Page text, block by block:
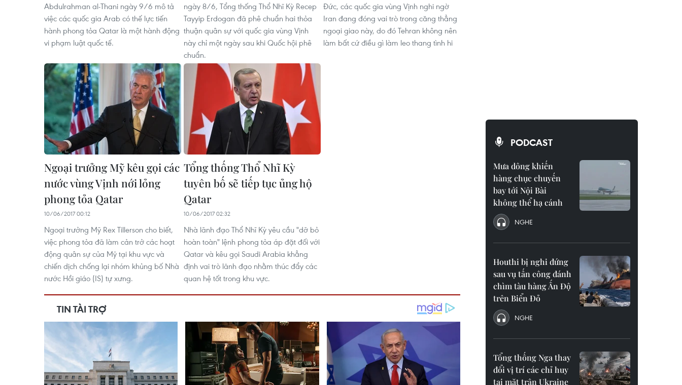
Abdulrahman al-Thani ngày 9/6 mô tả
việc các quốc gia Arab có thế lực tiến
hành phong tỏa Qatar là một hành động
vi phạm luật quốc tế.
ngày 8/6, Tổng thống Thổ Nhĩ Kỳ Recep
Tayyip Erdogan đã phê chuẩn hai thỏa
thuận quân sự với quốc gia vùng Vịnh
này chỉ một ngày sau khi Quốc hội phê
chuẩn.
Đức, các quốc gia vùng Vịnh nghi ngờ
Iran đang đóng vai trò trong căng thẳng
ngoại giao này, do đó Tehran không nên
làm bất cứ điều gì làm leo thang tình hi
Ngoại trưởng Mỹ kêu gọi các
nước vùng Vịnh nới lỏng
phong tỏa Qatar
10/06/2017 00:12
Ngoại trưởng Mỹ Rex Tillerson cho biết,
việc phong tỏa đã làm cản trở các hoạt
động quân sự của Mỹ tại khu vực và
chiến dịch chống lại nhóm khủng bố Nhà
nước Hồi giáo (IS) tự xưng.
Tổng thống Thổ Nhĩ Kỳ
tuyên bố sẽ tiếp tục ủng hộ
Qatar
10/06/2017 02:32
Nhà lãnh đạo Thổ Nhĩ Kỳ yêu cầu "dỡ bỏ
hoàn toàn" lệnh phong tỏa áp đặt đối với
Qatar và kêu gọi Saudi Arabia khẳng
định vai trò lãnh đạo nhằm thúc đẩy các
quan hệ tốt trong khu vực.
PODCAST
Mưa dông khiến
hàng chục chuyến
bay tới Nội Bài
không thể hạ cánh
NGHE
Houthi bị nghi đứng
sau vụ tấn công đánh
chìm tàu hàng Ấn Độ
trên Biển Đỏ
NGHE
Tổng thống Nga thay
đổi vị trí các chỉ huy
tại mặt trận Ukraine